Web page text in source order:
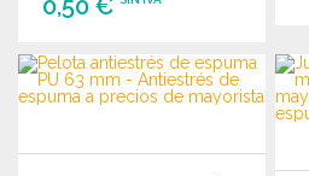
0,50 €
PEDIR
Solicitar un presupuesto